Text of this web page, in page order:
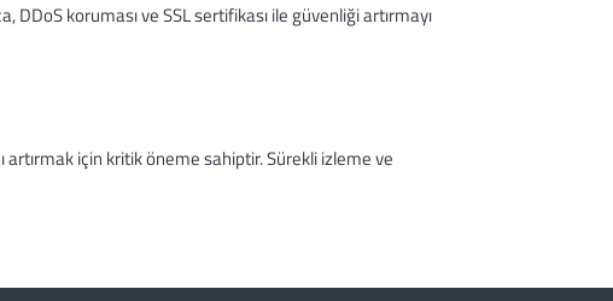
koruması ve SSL sertifikası ile güvenliği artırmayı
artırmak için kritik öneme sahiptir. Sürekli izleme ve